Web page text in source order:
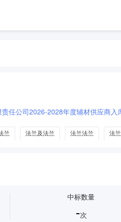
任公司2026-2028年度辅材供应商入
兰 法兰及法兰 法兰法兰 法
中标数量
-次